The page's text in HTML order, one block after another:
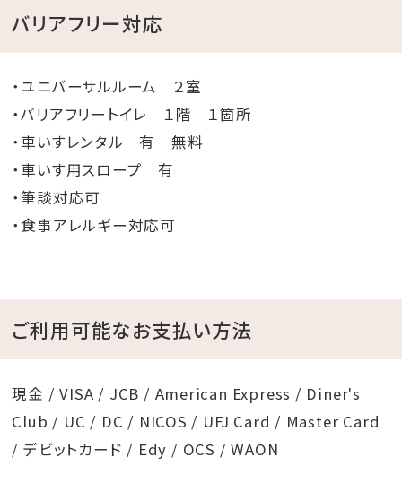
バリアフリー対応
・ユニバーサルルーム ２室
・バリアフリートイレ １階 １箇所
・車いすレンタル 有 無料
・車いす用スロープ 有
・筆談対応可
・食事アレルギー対応可
ご利用可能なお支払い方法
現金 / VISA / JCB / American Express / Diner's
Club / UC / DC / NICOS / UFJ Card / Master Card
/ デビットカード / Edy / OCS / WAON